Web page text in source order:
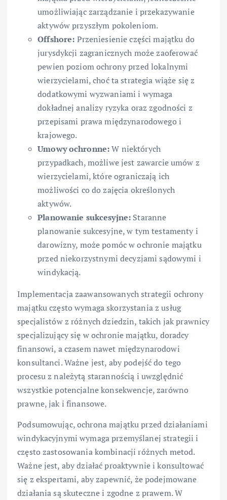
umożliwiając zarządzanie i przekazywanie
aktywów przyszłym pokoleniom.
Offshore: Przeniesienie części majątku do
jurysdykcji zagranicznych może zaoferować
pewien poziom ochrony przed lokalnymi
wierzycielami, choć ta strategia wiąże się z
dodatkowymi wyzwaniami i wymaga
dokładnej analizy ryzyka oraz zgodności z
przepisami prawa międzynarodowego i
krajowego.
Umowy ochronne:W niektórych
przypadkach, możliwe jest zawarcie umów z
wierzycielami, które ograniczają ich
możliwości co do zajęcia określonych
aktywów.
Planowanie sukcesyjne: Staranne
planowanie sukcesyjne, w tym testamenty i
darowizny, może pomóc w ochronie majątku
przed niekorzystnymi decyzjami sądowymi i
windykacją.
Implementacja zaawansowanych strategii ochrony
majątku często wymaga skorzystania z usług
specjalistów z różnych dziedzin, takich jak prawnicy
specjalizujący się w ochronie majątku, doradcy
finansowi, a czasem nawet międzynarodowi
konsultanci. Ważne jest, aby podejść do tego
procesu z należytą starannością i uwzględnić
wszystkie potencjalne konsekwencje, zarówno
prawne, jak i finansowe.
Podsumowując, ochrona majątku przed działaniami
windykacyjnymi wymaga przemyślanej strategii i
często zastosowania kombinacji różnych metod.
Ważne jest, aby działać proaktywnie i konsultować
się z ekspertami, aby zapewnić, że podejmowane
działania są skuteczne i zgodne z prawem. W